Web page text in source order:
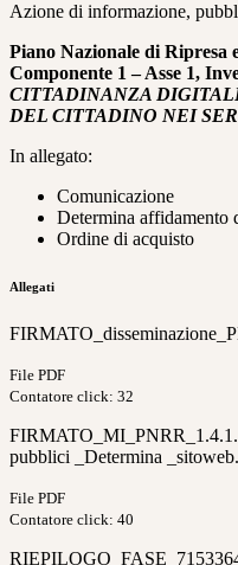
Azione di informazione,
Piano Nazionale di Ripresa
Componente 1 – Asse 1,
CITTADINANZA
DEL CITTADINO NEI
In allegato:
Comunicazione
Determina affidamento
Ordine di acquisto
Allegati
File PDF
Contatore click: 32
FIRMATO_MI_PNRR_1.4.1.
pubblici _Determina
File PDF
Contatore click: 40